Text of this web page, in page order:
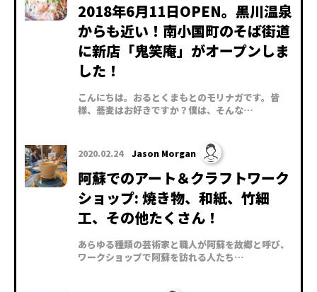
2018年6月11日OPEN。黒川温泉
からも近い！南小国町のそば街道
に新店「鬼笑庵」がオープンしま
した！
こんにちは。おるとくまもとのモリナガです。皆
様、蕎麦はお好きですか？僕は、そんな…
2020.02.24 Jason Morgan
阿蘇でのアート＆クラフトワーク
ショップ: 焼き物、和紙、竹細
工、その他たくさん！
あらゆる種類の芸術家と職人が阿蘇を故郷と呼び、
ワークショップで阿蘇を訪れる人たち…